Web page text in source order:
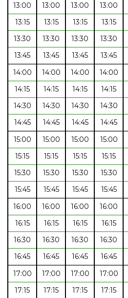
13:00
13:00 13:00 13:00
13:15
13:15 13:15 13:15
13:30
13:30 13:30 13:30
13:45
13:45 13:45 13:45
14:00
14:00 14:00 14:00
14:15
14:15 14:15 14:15
14:30
14:30 14:30 14:30
14:45
14:45 14:45 14:45
15:00
15:00 15:00 15:00
15:15
15:15 15:15 15:15
15:30
15:30 15:30 15:30
15:45
15:45 15:45 15:45
16:00
16:00 16:00 16:00
16:15
16:15 16:15 16:15
16:30
16:30 16:30 16:30
16:45
16:45 16:45 16:45
17:00
17:00 17:00 17:00
17:15
17:15 17:15 17:15